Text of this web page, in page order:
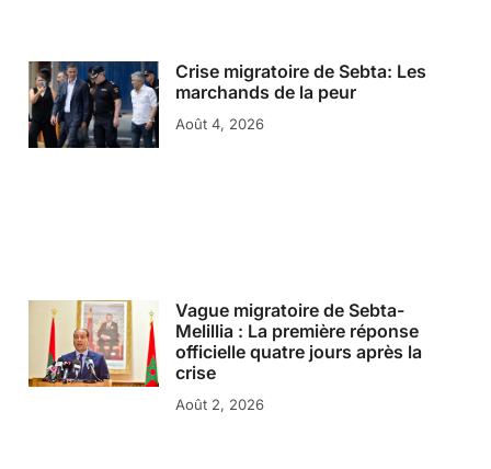
Crise migratoire de Sebta: Les
marchands de la peur
Août 4, 2026
Vague migratoire de Sebta-
Melillia : La première réponse
officielle quatre jours après la
crise
Août 2, 2026